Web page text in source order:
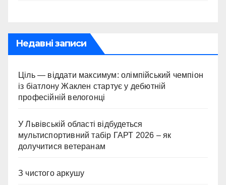
Недавні записи
Ціль — віддати максимум: олімпійський чемпіон
із біатлону Жаклен стартує у дебютній
професійній велогонці
У Львівській області відбудеться
мультиспортивний табір ГАРТ 2026 – як
долучитися ветеранам
З чистого аркушу